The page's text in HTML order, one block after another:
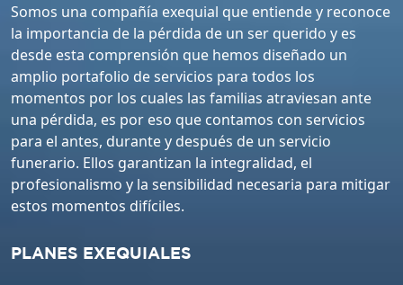
Somos una compañía exequial que entiende y reconoce
la importancia de la pérdida de un ser querido y es
desde esta comprensión que hemos diseñado un
amplio portafolio de servicios para todos los
momentos por los cuales las familias atraviesan ante
una pérdida, es por eso que contamos con servicios
para el antes, durante y después de un servicio
funerario. Ellos garantizan la integralidad, el
profesionalismo y la sensibilidad necesaria para mitigar
estos momentos difíciles.
PLANES EXEQUIALES